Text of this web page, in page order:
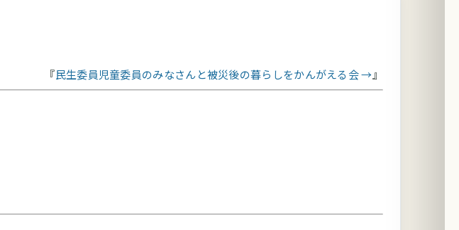
民生委員児童委員のみなさんと被災後の暮らしをかんがえる会 →